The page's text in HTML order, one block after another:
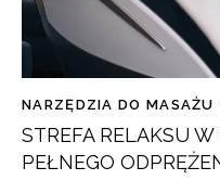
NARZĘDZIA DO MASAŻU
STREFA RELAKSU
PEŁNEGO